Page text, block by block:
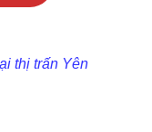
thị trấn Yên